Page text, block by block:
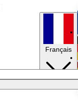
Français